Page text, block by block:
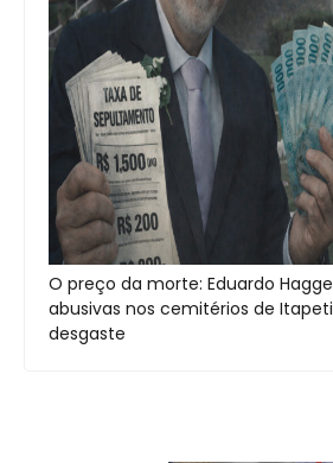
O preço da morte: Eduardo
abusivas nos cemitérios de
desgaste